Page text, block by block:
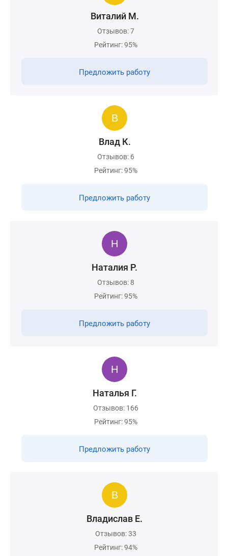
Виталий М.
Отзывов: 7
Рейтинг: 95%
Предложить работу
Влад К.
Отзывов: 6
Рейтинг: 95%
Предложить работу
Наталия Р.
Отзывов: 8
Рейтинг: 95%
Предложить работу
Наталья Г.
Отзывов: 166
Рейтинг: 95%
Предложить работу
Владислав Е.
Отзывов: 33
Рейтинг: 94%